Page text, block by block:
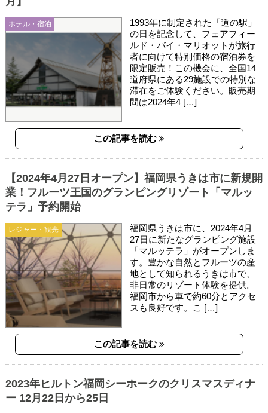
ホテル・宿泊
1993年に制定された「道の駅」
の日を記念して、フェアフィー
ルド・バイ・マリオットが旅行
者に向けて特別価格の宿泊券を
限定販売！この機会に、全国14
道府県にある29施設での特別な
滞在をご体験ください。販売期
間は2024年4 […]
この記事を読む
レジャー・観光
【2024年4月27日オープン】福岡県うきは市に新規開
業！フルーツ王国のグランピングリゾート「マルッ
テラ」予約開始
福岡県うきは市に、2024年4月
27日に新たなグランピング施設
「マルッテラ」がオープンしま
す。豊かな自然とフルーツの産
地として知られるうきは市で、
非日常のリゾート体験を提供。
福岡市から車で約60分とアクセ
スも良好です。こ […]
この記事を読む
2023年ヒルトン福岡シーホークのクリスマスディナ
ー 12月22日から25日